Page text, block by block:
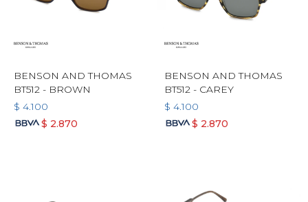
BENSON AND THOMAS
BT512 - BROWN
$ 4.100
$ 2.870
BENSON AND THOMAS
BT512 - CAREY
$ 4.100
$ 2.870